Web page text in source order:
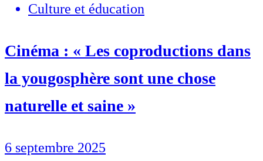
Culture et éducation
Cinéma : « Les coproductions dans
la yougosphère sont une chose
naturelle et saine »
6 septembre 2025